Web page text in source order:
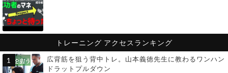
トレーニング アクセスランキング
広背筋を狙う背中トレ。山本義徳先生に教わるワンハン
ドラットプルダウン